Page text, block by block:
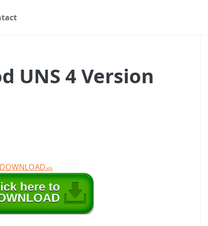
UNS 4 Version
ads